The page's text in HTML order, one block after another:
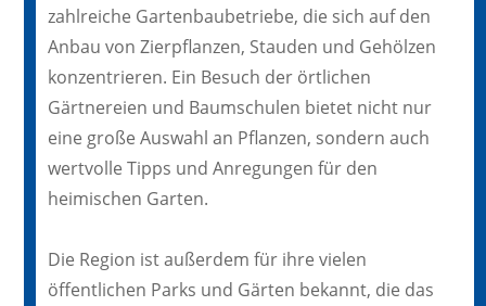
zahlreiche Gartenbaubetriebe, die sich auf den
Anbau von Zierpflanzen, Stauden und Gehölzen
konzentrieren. Ein Besuch der örtlichen
Gärtnereien und Baumschulen bietet nicht nur
eine große Auswahl an Pflanzen, sondern auch
wertvolle Tipps und Anregungen für den
heimischen Garten.
Die Region ist außerdem für ihre vielen
öffentlichen Parks und Gärten bekannt, die das